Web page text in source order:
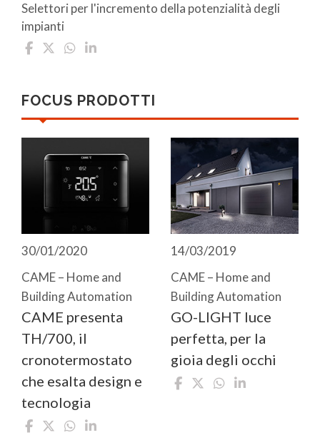
Selettori per l'incremento della potenzialità degli
impianti
FOCUS PRODOTTI
30/01/2020
CAME – Home and
Building Automation
CAME presenta
TH/700, il
cronotermostato
che esalta design e
tecnologia
14/03/2019
CAME – Home and
Building Automation
GO-LIGHT luce
perfetta, per la
gioia degli occhi